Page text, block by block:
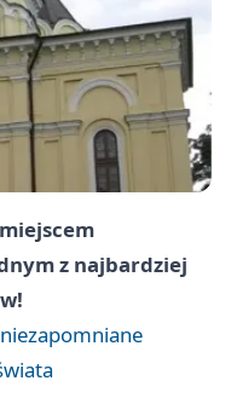
z najbardziej